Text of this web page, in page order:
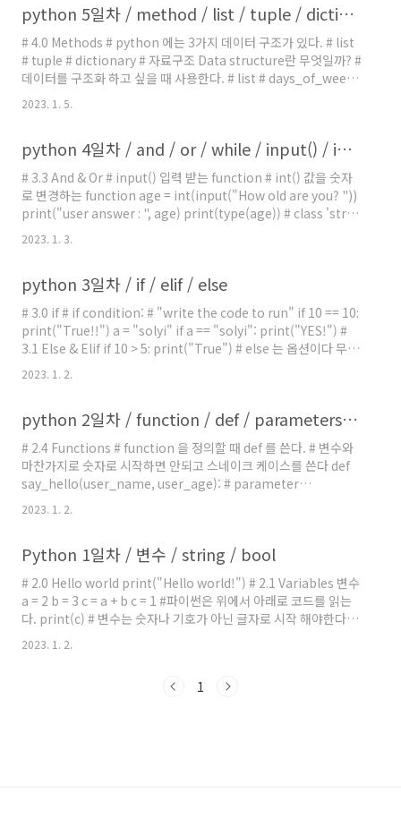
website, movie, user, photo # 4.6 URL Formatting for
website in websites: if not website.startswith("h..
python 5일차 / method / list / tuple / dictionary
# 4.0 Methods # python 에는 3가지 데이터 구조가 있다. # list
# tuple # dictionary # 자료구조 Data structure란 무엇일까? #
데이터를 구조화 하고 싶을 때 사용한다. # list # days_of_week
= ["Mon", "Tue", "Wed", "Thu", "Fri", "Sat", "Sun"] #
print(days_of_week) name = "solyi" print(name.upper())
되어있다. # "solyi"는 string 인데 내부에 많은 function 을 가지
고 있다. # 이것들을 function 이 아닌 method 라고 부른다. #
capita..
2023. 1. 5.
python 4일차 / and / or / while / input() / int() / import library
# 3.3 And & Or # input() 입력 받는 function # int() 값을 숫자
로 변경하는 function age = int(input("How old are you? "))
print("user answer : ", age) print(type(age)) # class 'str' if
age = 18 and age pc_choice: print("Lower!") elif
user_choice
2023. 1. 3.
python 3일차 / if / elif / else
# 3.0 if # if condition: # "write the code to run" if 10 == 10:
print("True!!") a = "solyi" if a == "solyi": print("YES!") #
3.1 Else & Elif if 10 > 5: print("True") # else 는 옵션이다 무조
건 사용해야하는 것은 아님 password_correct = False # True
if password_correct: print("Here is your money.") else:
지로 반드시 써야하는것은 아님 winner = 10 if winner > 10:
2023. 1. 2.
python 2일차 / function / def / parameters / arguments / return values / format / f""
# 2.4 Functions # function 을 정의할 때 def 를 쓴다. # 변수와
마찬가지로 숫자로 시작하면 안되고 스네이크 케이스를 쓴다 def
say_hello(user_name, user_age): # parameter
print("hello", user_name, "how r u ?") print("you are",
user_age, "years old.") # 2.5 Identation # python에선 공백
들어가 있는걸 알수있다. def say_bye(): print("bye~")
say_bye() # 2.6 Parameters # parameter: function의 괄호
안에서 쓰는 인자 # argument: f..
2023. 1. 2.
Python 1일차 / 변수 / string / bool
# 2.0 Hello world print("Hello world!") # 2.1 Variables 변수
a = 2 b = 3 c = a + b c = 1 #파이썬은 위에서 아래로 코드를 읽는
다. print(c) # 변수는 숫자나 기호가 아닌 글자로 시작 해야한다. #
변수명에는 띄어쓰기를 사용할 수 없다. # python에서는 스네이
크 케이스로 작성한다. myAge = 77 # camelCase는 javascript
이스를 많이 쓴다. print(myAge) print(my_age) # 2.2
2023. 1. 2.
1